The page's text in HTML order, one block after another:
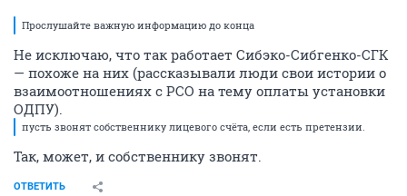
Прослушайте важную информацию до конца
Не исключаю, что так работает Сибэко-Сибгенко-СГК
— похоже на них (рассказывали люди свои истории о
взаимоотношениях с РСО на тему оплаты установки
ОДПУ).
пусть звонят собственнику лицевого счёта, если есть претензии.
Так, может, и собственнику звонят.
ОТВЕТИТЬ